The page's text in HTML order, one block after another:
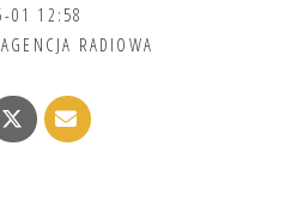
01 12:58
RADIOWA